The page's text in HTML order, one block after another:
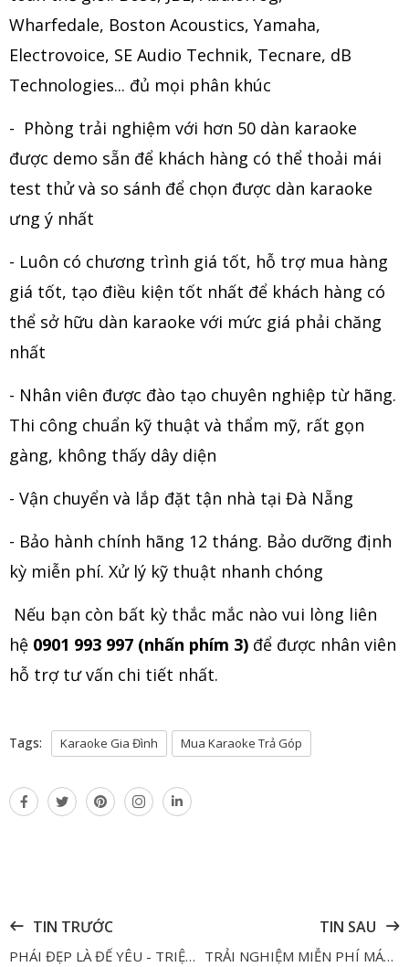
Wharfedale, Boston Acoustics, Yamaha,
Electrovoice, SE Audio Technik, Tecnare, dB
Technologies... đủ mọi phân khúc
- Phòng trải nghiệm với hơn 50 dàn karaoke
được demo sẵn để khách hàng có thể thoải mái
test thử và so sánh để chọn được dàn karaoke
ưng ý nhất
- Luôn có chương trình giá tốt, hỗ trợ mua hàng
giá tốt, tạo điều kiện tốt nhất để khách hàng có
thể sở hữu dàn karaoke với mức giá phải chăng
nhất
- Nhân viên được đào tạo chuyên nghiệp từ hãng.
Thi công chuẩn kỹ thuật và thẩm mỹ, rất gọn
gàng, không thấy dây diện
- Vận chuyển và lắp đặt tận nhà tại Đà Nẵng
- Bảo hành chính hãng 12 tháng. Bảo dưỡng định
kỳ miễn phí. Xử lý kỹ thuật nhanh chóng
Nếu bạn còn bất kỳ thắc mắc nào vui lòng liên
hệ 0901 993 997 (nhấn phím 3) để được nhân viên
hỗ trợ tư vấn chi tiết nhất.
Tags: Karaoke Gia Đình Mua Karaoke Trả Góp
TIN TRƯỚC
PHÁI ĐẸP LÀ ĐỂ YÊU - TRIỆU DEAL CƯNG CHIỀU
TIN SAU
TRẢI NGHIỆM MIỄN PHÍ MÁY QUAY SONY FX30 + LENS